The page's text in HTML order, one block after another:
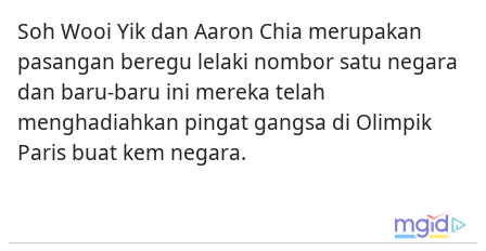
Soh Wooi Yik dan Aaron Chia merupakan
pasangan beregu lelaki nombor satu negara
dan baru-baru ini mereka telah
menghadiahkan pingat gangsa di Olimpik
Paris buat kem negara.